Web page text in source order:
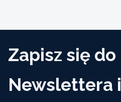
Zapisz się do
Newslettera